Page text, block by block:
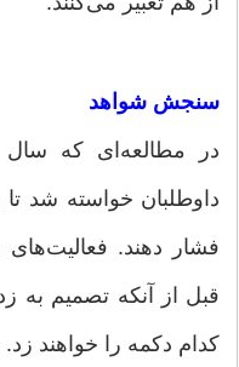
سنجش شواهد
داوطلبان خواسته شد
قبل از آنکه تصمیم به
کدام دکمه را خواهند